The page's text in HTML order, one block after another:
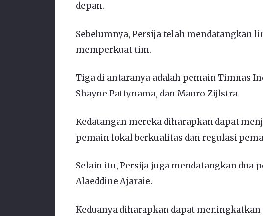
depan.
Sebelumnya, Persija telah mendatangkan
memperkuat tim.
Tiga di antaranya adalah pemain Timnas
Shayne Pattynama, dan Mauro Zijlstra.
Kedatangan mereka diharapkan dapat
pemain lokal berkualitas dan regulasi
Selain itu, Persija juga mendatangkan dua
Alaeddine Ajaraie.
Keduanya diharapkan dapat